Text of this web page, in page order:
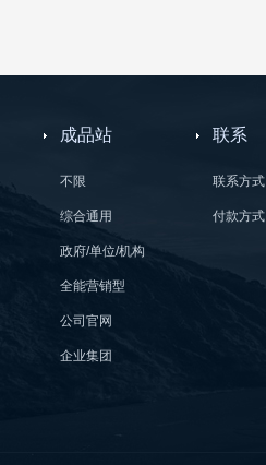
成品站
不限
综合通用
政府/单位/机构
全能营销型
公司官网
企业集团
联系
联系方式
付款方式